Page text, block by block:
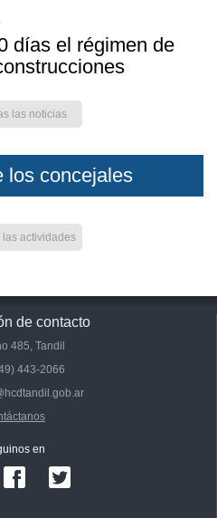
días el régimen de
las noticias
los concejales
las actividades
de contacto
485, Tandil
443-2066
en